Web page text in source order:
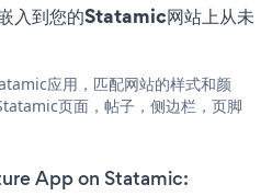
入到您的Statamic网站上从未
应用，匹配网站的样式和颜
页面，帖子，侧边栏，页脚
App on Statamic: